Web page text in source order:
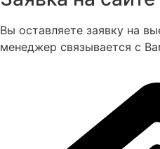
Вы оставляете заявку на
менеджер связывается с